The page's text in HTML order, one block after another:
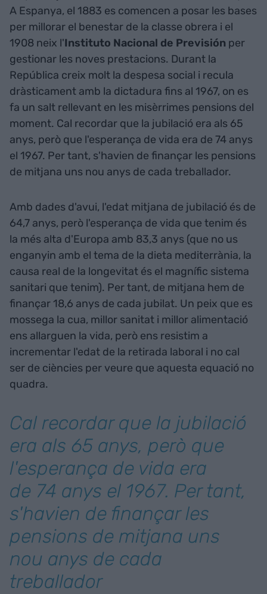
A Espanya, el 1883 es comencen a posar les bases
per millorar el benestar de la classe obrera i el
1908 neix l'Instituto Nacional de Previsión per
gestionar les noves prestacions. Durant la
República creix molt la despesa social i recula
dràsticament amb la dictadura fins al 1967, on es
fa un salt rellevant en les misèrrimes pensions del
moment. Cal recordar que la jubilació era als 65
anys, però que l'esperança de vida era de 74 anys
el 1967. Per tant, s'havien de finançar les pensions
de mitjana uns nou anys de cada treballador.
Amb dades d'avui, l'edat mitjana de jubilació és de
64,7 anys, però l'esperança de vida que tenim és
la més alta d'Europa amb 83,3 anys (que no us
enganyin amb el tema de la dieta mediterrània, la
causa real de la longevitat és el magnífic sistema
sanitari que tenim). Per tant, de mitjana hem de
finançar 18,6 anys de cada jubilat. Un peix que es
mossega la cua, millor sanitat i millor alimentació
ens allarguen la vida, però ens resistim a
incrementar l'edat de la retirada laboral i no cal
ser de ciències per veure que aquesta equació no
quadra.
Cal recordar que la jubilació
era als 65 anys, però que
l'esperança de vida era
de 74 anys el 1967. Per tant,
s'havien de finançar les
pensions de mitjana uns
nou anys de cada
treballador